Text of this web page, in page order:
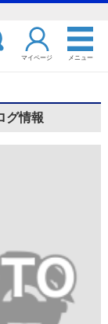
マイページ メニュー
グ情報